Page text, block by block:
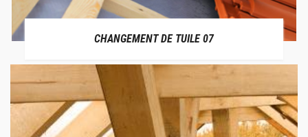
CHANGEMENT DE TUILE 07